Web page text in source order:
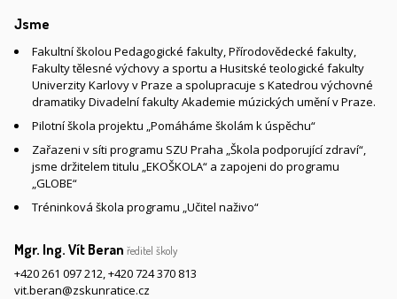
Jsme
Fakultní školou Pedagogické fakulty, Přírodovědecké fakulty,
Fakulty tělesné výchovy a sportu a Husitské teologické fakulty
Univerzity Karlovy v Praze a spolupracuje s Katedrou výchovné
dramatiky Divadelní fakulty Akademie múzických umění v Praze.
Pilotní škola projektu „Pomáháme školám k úspěchu“
Zařazeni v síti programu SZU Praha „Škola podporující zdraví“,
jsme držitelem titulu „EKOŠKOLA“ a zapojeni do programu
„GLOBE“
Tréninková škola programu „Učitel naživo“
Mgr. Ing. Vít Beran ředitel školy
+420 261 097 212,+420 724 370 813
vit.beran@zskunratice.cz